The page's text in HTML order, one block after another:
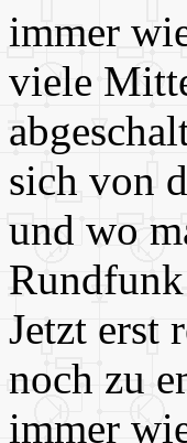
immer
viele
sich von
und wo
Jetzt erst
noch zu
immer